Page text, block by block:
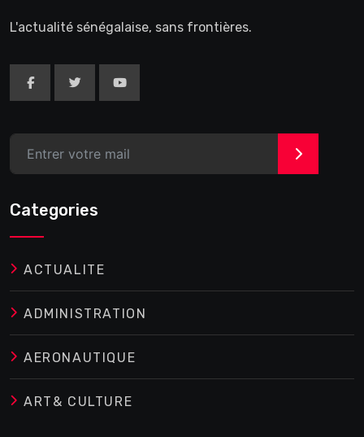
L'actualité sénégalaise, sans frontières.
>
Categories
ACTUALITE
ADMINISTRATION
AERONAUTIQUE
ART& CULTURE